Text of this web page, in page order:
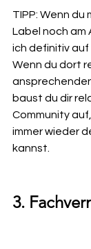
TIPP: Wenn du
Label noch am
ich definitiv auf
Wenn du dort
baust du dir
Community
immer wieder
kannst.
3.